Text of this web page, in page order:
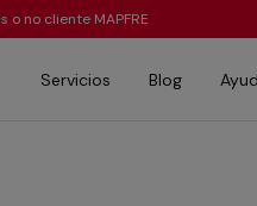
no cliente MAPFRE
Servicios Blog